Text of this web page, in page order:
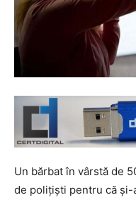
Un bărbat în vârstă de
de polițiști pentru că și-